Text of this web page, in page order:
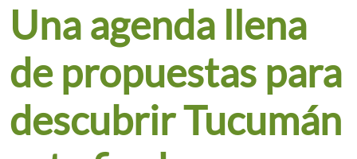
Una agenda llena
de propuestas para
descubrir Tucumán